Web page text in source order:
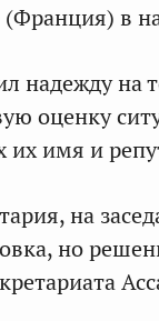
(Франция) в
надежду на
оценку
имя и
на
но